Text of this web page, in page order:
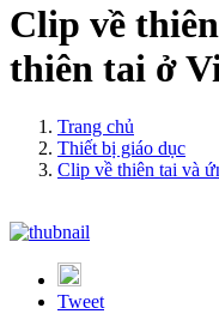
Clip về
thiên tai ở
Trang chủ
Thiết bị giáo dục
Clip về thiên tai và
Tweet